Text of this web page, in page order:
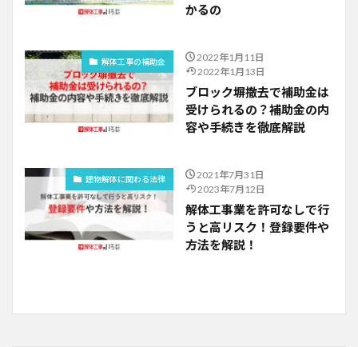
かるの
解体工事の補助金
2022年1月11日
2022年1月13日
ブロック塀撤去で補助金は
受けられるの？補助金の内
容や手続きを徹底解説
建物解体に関わる法律
2021年7月31日
2023年7月12日
解体工事業を許可なしで行
うと高リスク！登録要件や
方法を解説！